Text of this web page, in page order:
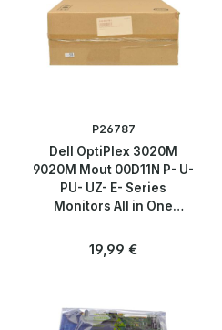
P26787
Dell OptiPlex 3020M
9020M Mout 00D11N P- U-
PU- UZ- E- Series
Monitors All in One
Regulärer Preis:
19,99 €